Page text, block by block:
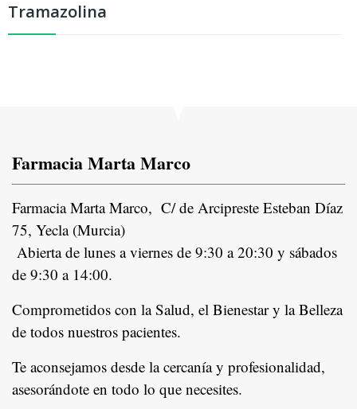
Tramazolina
Farmacia Marta Marco
Farmacia Marta Marco, C/ de Arcipreste Esteban Díaz
75, Yecla (Murcia)
Abierta de lunes a viernes de 9:30 a 20:30 y sábados
de 9:30 a 14:00.
Comprometidos con la Salud, el Bienestar y la Belleza
de todos nuestros pacientes.
Te aconsejamos desde la cercanía y profesionalidad,
asesorándote en todo lo que necesites.